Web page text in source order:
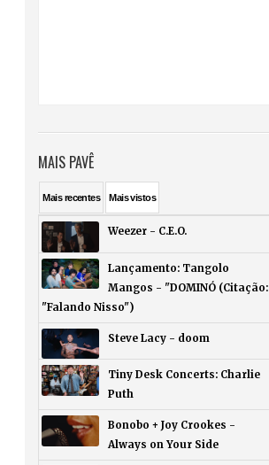
MAIS PAVÊ
Maisrecentes Maisvistos
Weezer - C.E.O.
Lançamento: Tangolo
Mangos - "DOMINÓ (Citação:
"Falando Nisso")
Steve Lacy - doom
Tiny Desk Concerts: Charlie
Puth
Bonobo + Joy Crookes -
Always on Your Side